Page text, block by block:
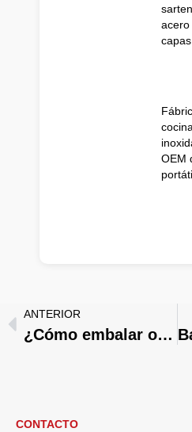
capas
OEM
ANTERIOR
¿Cómo embalar ollas y sartenes? Guía profesional y soluciones
CONTACTO